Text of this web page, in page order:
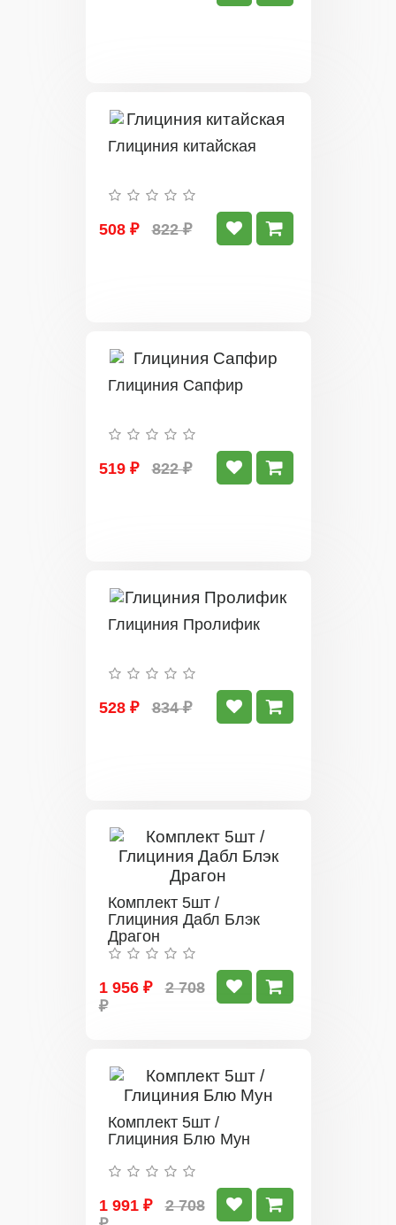
Глициния китайская
508 ₽ 822 ₽
Глициния Сапфир
519 ₽ 822 ₽
Глициния Пролифик
528 ₽ 834 ₽
Комплект 5шт /
Глициния Дабл Блэк
Драгон
1 956 ₽
2 708
₽
Комплект 5шт /
Глициния Блю Мун
1 991 ₽
2 708